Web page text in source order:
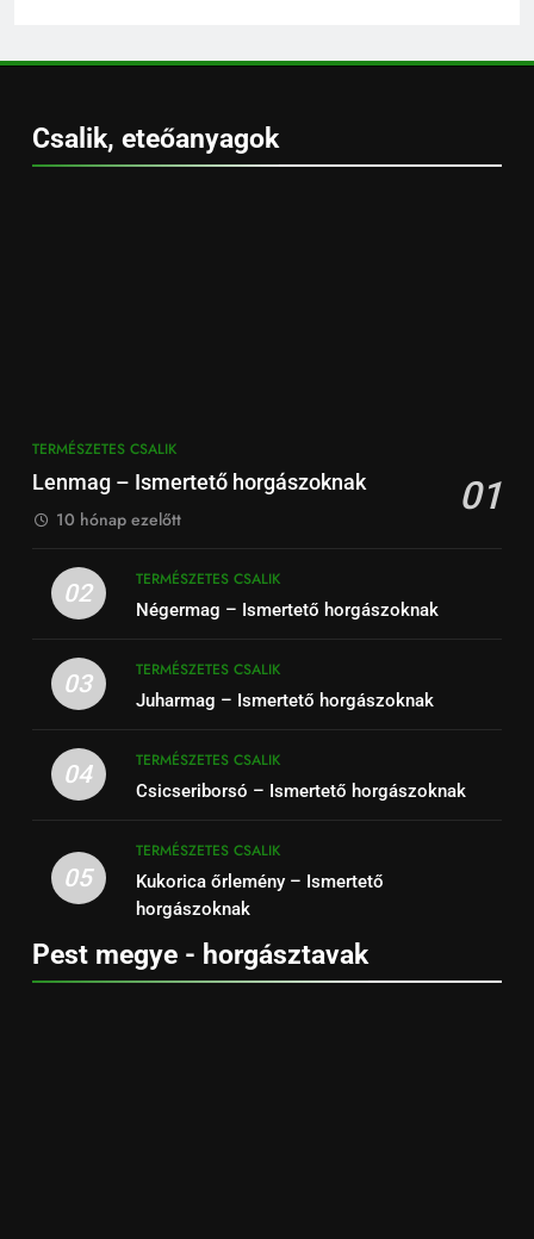
Csalik, eteőanyagok
TERMÉSZETES CSALIK
Lenmag – Ismertető horgászoknak 01
10 hónap ezelőtt
02
TERMÉSZETES CSALIK
Négermag – Ismertető horgászoknak
03
TERMÉSZETES CSALIK
Juharmag – Ismertető horgászoknak
04
TERMÉSZETES CSALIK
Csicseriborsó – Ismertető horgászoknak
05
TERMÉSZETES CSALIK
Kukorica őrlemény – Ismertető
horgászoknak
Pest megye - horgásztavak